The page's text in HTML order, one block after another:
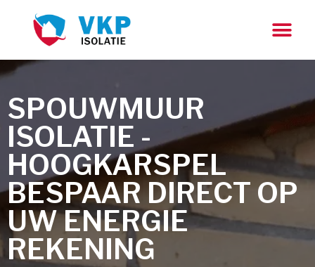
SPOUWMUUR
ISOLATIE -
HOOGKARSPEL
BESPAAR DIRECT OP
UW ENERGIE
REKENING